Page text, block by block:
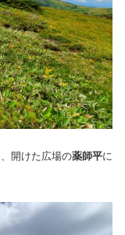
開けた広場の薬師平に